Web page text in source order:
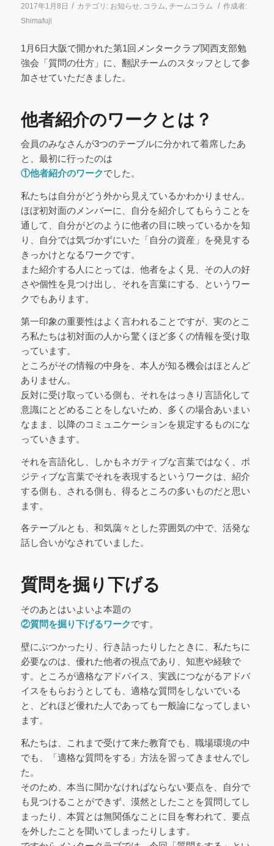
2017年1月8日 / カテゴリ: お知らせ, コラム, チームコラム / 作成者:
Shimafuji
1月6日大阪で開かれた第1回メンタークラブ関西支部勉
強会「質問の仕方」に、翻訳チームのスタッフとして参
加させていただきました。
他者紹介のワークとは？
会員のみなさんが3つのテーブルに分かれて着席したあ
と、最初に行ったのは
①他者紹介のワークでした。
私たちは自分がどう外から見えているかわかりません。
ほぼ初対面のメンバーに、自分を紹介してもらうことを
通して、自分がどのように他者の目に映っているかを知
り、自分では気づかずにいた「自分の資産」を発見する
きっかけとなるワークです。
また紹介する人にとっては、他者をよく見、その人の好
さや個性を見つけ出し、それを言葉にする、というワー
クでもあります。
第一印象の重要性はよく言われることですが、実のとこ
ろ私たちは初対面の人から驚くほど多くの情報を受け取
っています。
ところがその情報の中身を、本人が知る機会はほとんど
ありません。
反対に受け取っている側も、それをはっきり言語化して
意識にとどめることをしないため、多くの場合あいまい
なまま、以降のコミュニケーションを規定するものにな
っていきます。
それを言語化し、しかもネガティブな言葉ではなく、ポ
ジティブな言葉でそれを表現するというワークは、紹介
する側も、される側も、得るところの多いものだと思い
ます。
各テーブルとも、和気藹々とした雰囲気の中で、活発な
話し合いがなされていました。
質問を掘り下げる
そのあとはいよいよ本題の
②質問を掘り下げるワークです。
壁にぶつかったり、行き詰ったりしたときに、私たちに
必要なのは、優れた他者の視点であり、知恵や経験で
す。ところが適格なアドバイス、実践につながるアドバ
イスをもらおうとしても、適格な質問をしないでいる
と、どれほど優れた人であっても一般論になってしまい
ます。
私たちは、これまで受けて来た教育でも、職場環境の中
でも、「適格な質問をする」方法を習ってきませんでし
た。
そのため、本当に聞かなければならない要点を、自分で
も見つけることができず、漠然としたことを質問してし
まったり、本質とは無関係なことに目を奪われて、要点
を外したことを聞いてしまったりします。